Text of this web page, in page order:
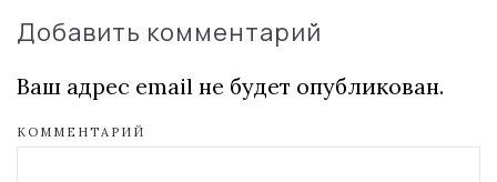
Добавить комментарий
Ваш адрес email не будет опубликован.
КОММЕНТАРИЙ